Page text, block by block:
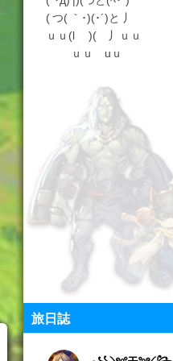
( つ( ｀･)(･´)と 丿
ｕｕ(l )( 丿ｕｕ
ｕｕ uｕ
旅日誌